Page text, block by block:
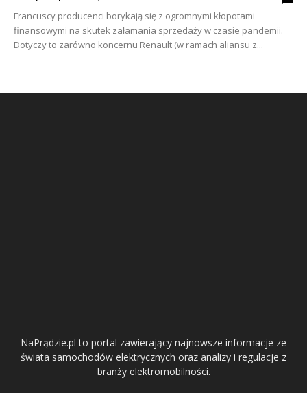
Francuscy producenci borykają się z ogromnymi kłopotami
finansowymi na skutek załamania sprzedaży w czasie pandemii.
Dotyczy to zarówno koncernu Renault (w ramach aliansu z...
NaPrądzie.pl to portal zawierający najnowsze informacje ze
świata samochodów elektrycznych oraz analizy i regulacje z
branży elektromobilności.